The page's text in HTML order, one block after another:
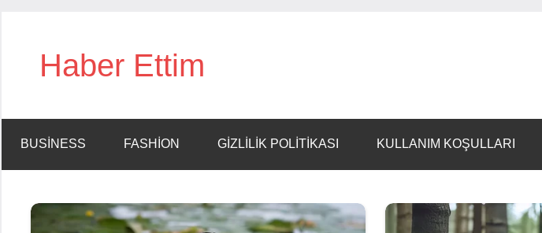
Haber Ettim
BUSINESS FASHION GIZLILIK POLITIKASI KULLANIM KOŞULLARI